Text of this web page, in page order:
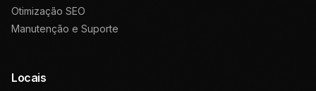
Otimização SEO
Manutenção e Suporte
Locais